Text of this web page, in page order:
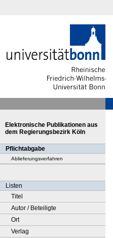
Elektronische Publikationen aus
dem Regierungsbezirk Köln
Pflichtabgabe
Ablieferungsverfahren
Listen
Titel
Autor / Beteiligte
Ort
Verlag